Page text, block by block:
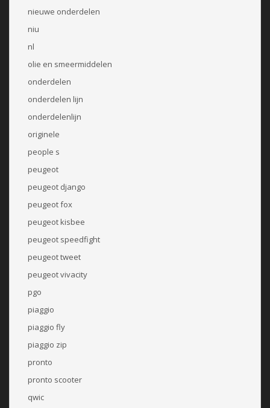
nieuwe onderdelen
niu
nl
olie en smeermiddelen
onderdelen
onderdelen lijn
onderdelenlijn
originele
people s
peugeot
peugeot django
peugeot fox
peugeot kisbee
peugeot speedfight
peugeot tweet
peugeot vivacity
pgo
piaggio
piaggio fly
piaggio zip
pronto
pronto scooter
qwic